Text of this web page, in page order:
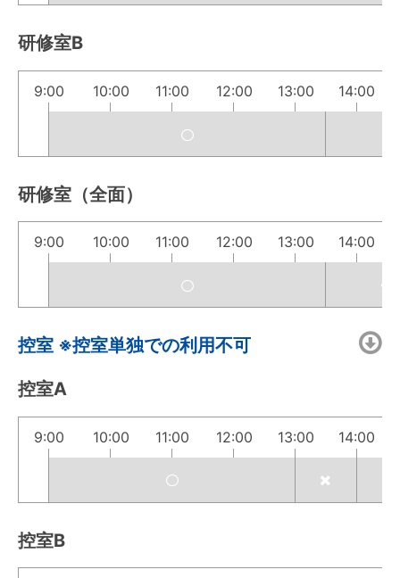
研修室B
9:00 10:00 11:00 12:00 13:00 14:00
研修室（全面）
9:00 10:00 11:00 12:00 13:00 14:00
控室 ※控室単独での利用不可
控室A
9:00 10:00 11:00 12:00 13:00 14:00
控室B